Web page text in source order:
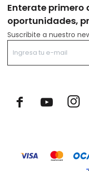
Enterate primero
oportunidades,
Suscribite a nuestro
 